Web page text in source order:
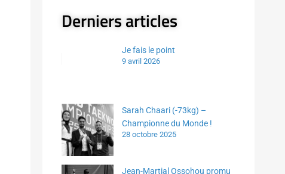
Derniers articles
Je fais le point
9 avril 2026
Sarah Chaari (-73kg) –
Championne du Monde !
28 octobre 2025
Jean-Martial Ossohou promu